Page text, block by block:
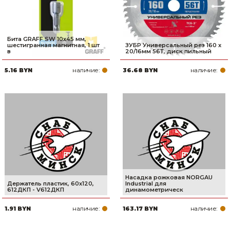
Бита GRAFF SW 10x45 мм,
шестигранная магнитная, 1 шт
в
5.16 BYN наличие:
ЗУБР Универсальный рез 160 x
20/16мм 56Т, диск пильный
36.68 BYN наличие:
Держатель пластик, 60х120,
612ДКП - V612ДКП
1.91 BYN наличие:
Насадка рожковая NORGAU
Industrial для
динамометрическ
163.17 BYN наличие: